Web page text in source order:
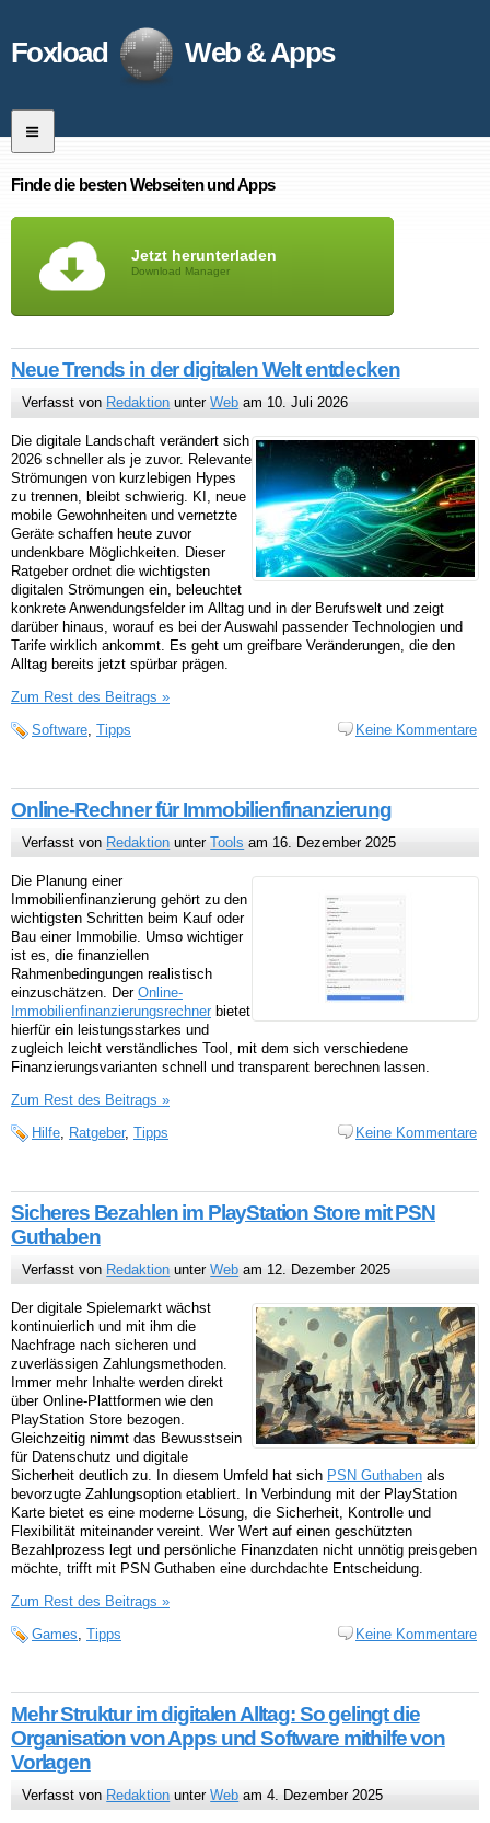
Foxload Web & Apps
Finde die besten Webseiten und Apps
Jetzt herunterladen
Download Manager
Neue Trends in der digitalen Welt entdecken
Verfasst von Redaktion unterWeb am 10. Juli 2026
Die digitale Landschaft verändert sich
2026 schneller als je zuvor. Relevante
Strömungen von kurzlebigen Hypes
zu trennen, bleibt schwierig. KI, neue
mobile Gewohnheiten und vernetzte
Geräte schaffen heute zuvor
undenkbare Möglichkeiten. Dieser
Ratgeber ordnet die wichtigsten
digitalen Strömungen ein, beleuchtet
konkrete Anwendungsfelder im Alltag und in der Berufswelt und zeigt
darüber hinaus, worauf es bei der Auswahl passender Technologien und
Tarife wirklich ankommt. Es geht um greifbare Veränderungen, die den
Alltag bereits jetzt spürbar prägen.
Zum Rest des Beitrags »
Software Tipps Keine Kommentare
Online-Rechner für Immobilienfinanzierung
Verfasst von Redaktion unterTools am 16. Dezember 2025
Die Planung einer
Immobilienfinanzierung gehört zu den
wichtigsten Schritten beim Kauf oder
Bau einer Immobilie. Umso wichtiger
ist es, die finanziellen
Rahmenbedingungen realistisch
einzuschätzen. Der Online-
Immobilienfinanzierungsrechner bietet
hierfür ein leistungsstarkes und
zugleich leicht verständliches Tool, mit dem sich verschiedene
Finanzierungsvarianten schnell und transparent berechnen lassen.
Zum Rest des Beitrags »
Hilfe
Ratgeber, Tipps Keine Kommentare
Sicheres Bezahlen im PlayStation Store mit PSN
Guthaben
Verfasst von Redaktion unterWeb am 12. Dezember 2025
Der digitale Spielemarkt wächst
kontinuierlich und mit ihm die
Nachfrage nach sicheren und
zuverlässigen Zahlungsmethoden.
Immer mehr Inhalte werden direkt
über Online-Plattformen wie den
PlayStation Store bezogen.
Gleichzeitig nimmt das Bewusstsein
für Datenschutz und digitale
Sicherheit deutlich zu. In diesem Umfeld hat sich PSN Guthaben als
bevorzugte Zahlungsoption etabliert. In Verbindung mit der PlayStation
Karte bietet es eine moderne Lösung, die Sicherheit, Kontrolle und
Flexibilität miteinander vereint. Wer Wert auf einen geschützten
Bezahlprozess legt und persönliche Finanzdaten nicht unnötig preisgeben
möchte, trifft mit PSN Guthaben eine durchdachte Entscheidung.
Zum Rest des Beitrags »
Games Tipps Keine Kommentare
Mehr Struktur im digitalen Alltag: So gelingt die
Organisation von Apps und Software mithilfe von
Vorlagen
Verfasst von Redaktion unterWeb am 4. Dezember 2025